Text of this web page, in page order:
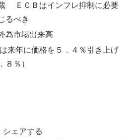
ＥＣＢはインフレ抑制に必要
るべき
為市場出来高
来年に価格を５．４％引き上げ
８％）
シェアする